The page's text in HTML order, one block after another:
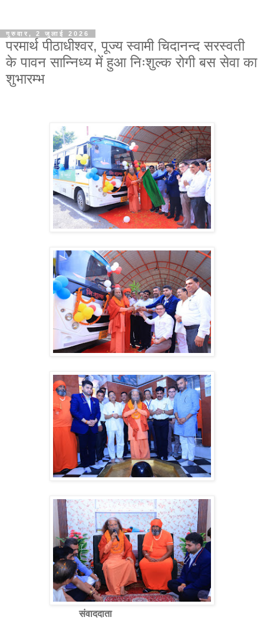
गुरुवार, 2 जुलाई 2026
परमार्थ पीठाधीश्वर, पूज्य स्वामी चिदानन्द सरस्वती
के पावन सान्निध्य में हुआ निःशुल्क रोगी बस सेवा का
शुभारम्भ
संवाददाता